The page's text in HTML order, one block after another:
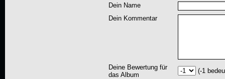
Dein Name
Dein Kommentar
Deine Bewertung für
das Album
(-1